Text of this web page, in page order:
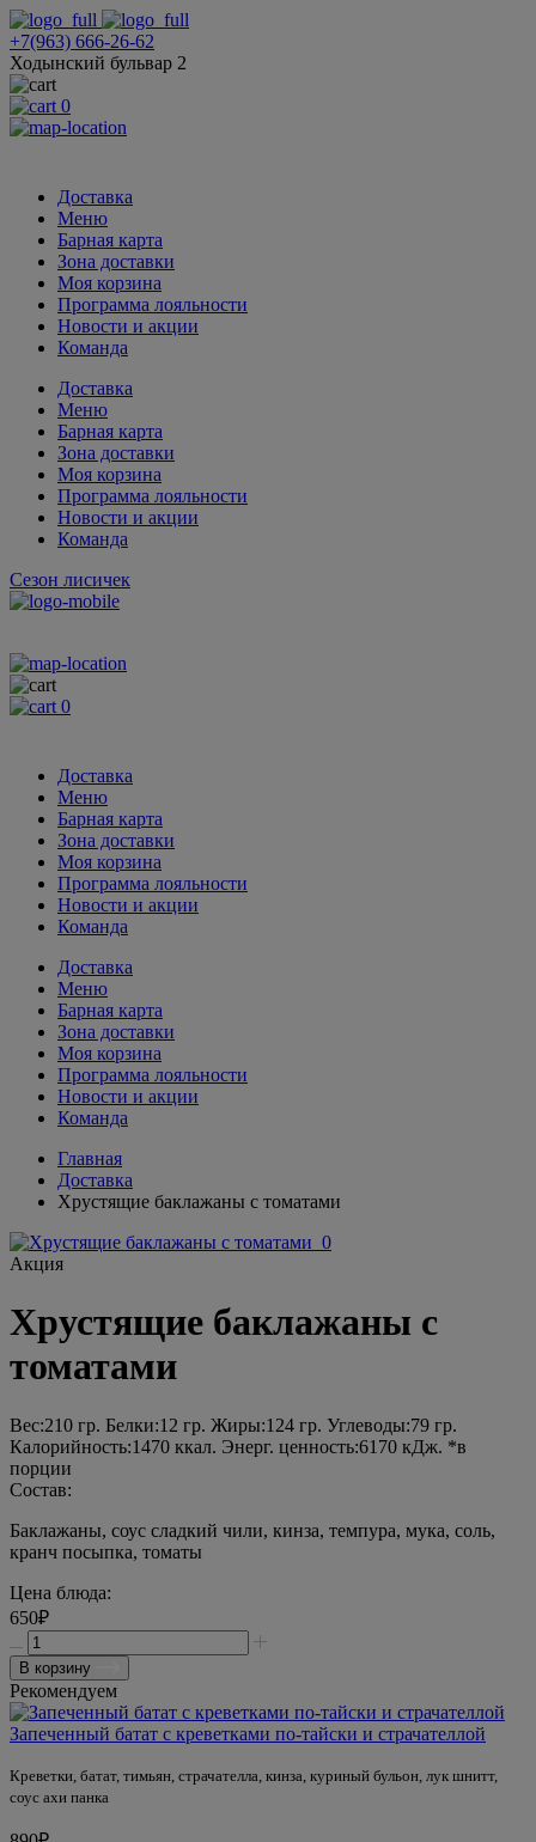
+7(963) 666-26-62
Ходынский бульвар 2
0
Доставка
Меню
Барная карта
Зона доставки
Моя корзина
Программа лояльности
Новости и акции
Команда
Доставка
Меню
Барная карта
Зона доставки
Моя корзина
Программа лояльности
Новости и акции
Команда
Сезон лисичек
0
Доставка
Меню
Барная карта
Зона доставки
Моя корзина
Программа лояльности
Новости и акции
Команда
Доставка
Меню
Барная карта
Зона доставки
Моя корзина
Программа лояльности
Новости и акции
Команда
Главная
Доставка
Хрустящие баклажаны с томатами
Акция
Хрустящие баклажаны с
томатами
Вес:210 гр. Белки:12 гр. Жиры:124 гр. Углеводы:79 гр.
Калорийность:1470 ккал. Энерг. ценность:6170 кДж. *в
порции
Состав:
Баклажаны, соус сладкий чили, кинза, темпура, мука, соль,
кранч посыпка, томаты
Цена блюда:
650₽
В корзину
Рекомендуем
Запеченный батат с креветками по-тайски и страчателлой
Креветки, батат, тимьян, страчателла, кинза, куриный бульон, лук шнитт,
соус ахи панка